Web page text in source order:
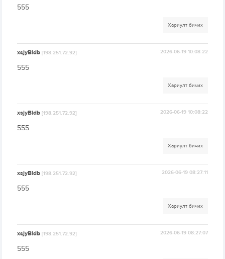
555
Хариулт бичих
xsjyBldb[198.251.72.92] 2026-06-19 10:08:22
555
Хариулт бичих
xsjyBldb[198.251.72.92] 2026-06-19 10:08:22
555
Хариулт бичих
xsjyBldb[198.251.72.92] 2026-06-19 08:27:11
555
Хариулт бичих
xsjyBldb[198.251.72.92] 2026-06-19 08:27:07
555